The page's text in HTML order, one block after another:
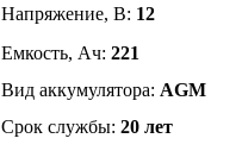
Напряжение, В: 12
Емкость, Ач: 221
Вид аккумулятора: AGM
Срок службы: 20лет